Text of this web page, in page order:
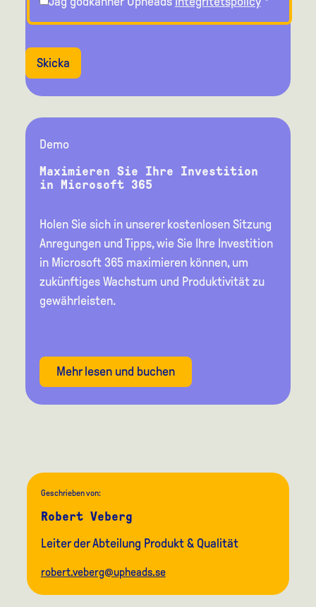
Skicka
Demo
Maximieren Sie Ihre Investition
in Microsoft 365
Holen Sie sich in unserer kostenlosen Sitzung
Anregungen und Tipps, wie Sie Ihre Investition
in Microsoft 365 maximieren können, um
zukünftiges Wachstum und Produktivität zu
gewährleisten.
Mehr lesen und buchen
Geschrieben von:
Robert Veberg
Leiter der Abteilung Produkt & Qualität
robert.veberg@upheads.se